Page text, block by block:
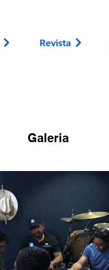
Revista
Galeria